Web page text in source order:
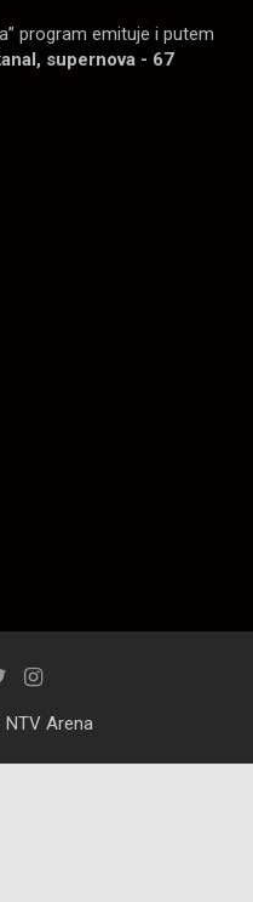
program emituje i putem
supernova - 67
NTV Arena